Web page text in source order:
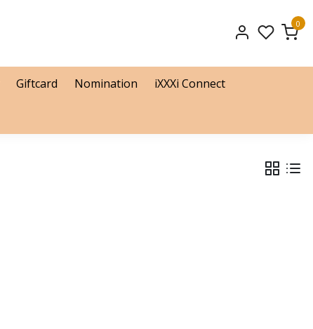
0
Giftcard Nomination iXXXi Connect